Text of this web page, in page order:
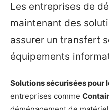
Les entreprises de
maintenant des
assurer un transfert
équipements
Solutions sécurisées pour
entreprises comme